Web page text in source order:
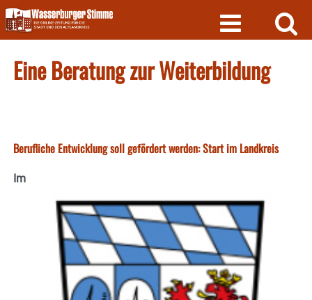
Skip
to
content
Eine Beratung zur Weiterbildung
Berufliche Entwicklung soll gefördert werden: Start im Landkreis
Im